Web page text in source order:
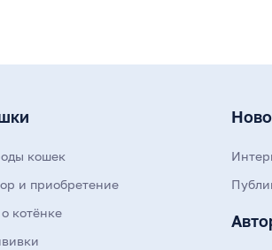
кошек
и приобретение
котёнке